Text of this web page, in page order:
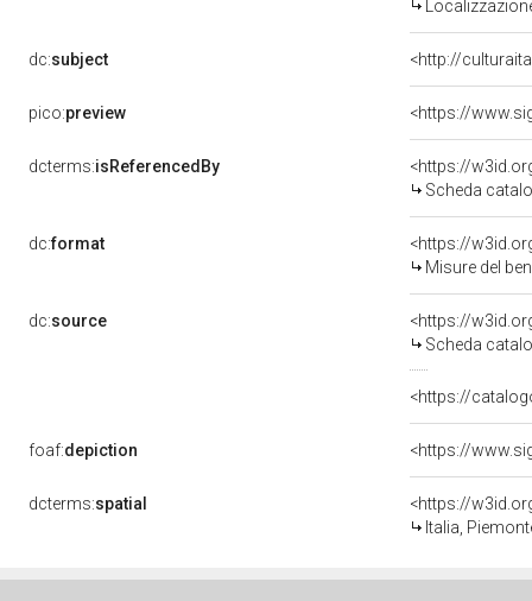
dc:subject <http://
pico:preview <https://
dcterms:isReferencedBy
<https://
Scheda
dc:format
<https://
Misure del
dc:source
<https://
Scheda
<https://
foaf:depiction <https://
dcterms:spatial
<https://
Italia,